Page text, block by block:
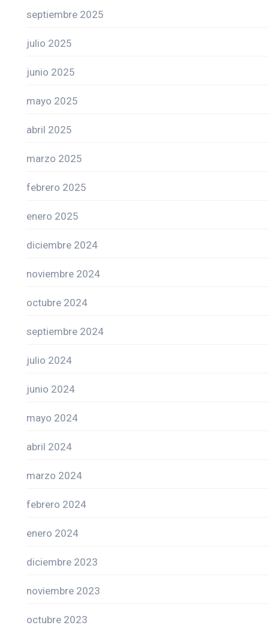
septiembre 2025
julio 2025
junio 2025
mayo 2025
abril 2025
marzo 2025
febrero 2025
enero 2025
diciembre 2024
noviembre 2024
octubre 2024
septiembre 2024
julio 2024
junio 2024
mayo 2024
abril 2024
marzo 2024
febrero 2024
enero 2024
diciembre 2023
noviembre 2023
octubre 2023